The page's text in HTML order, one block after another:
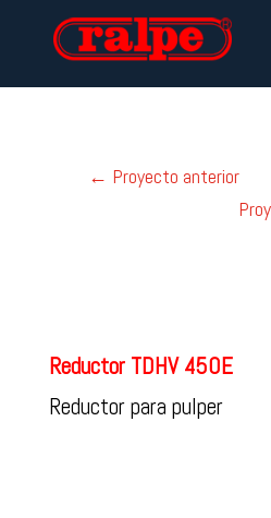
← Proyecto anterior
Reductor TDHV 450E
Reductor para pulper